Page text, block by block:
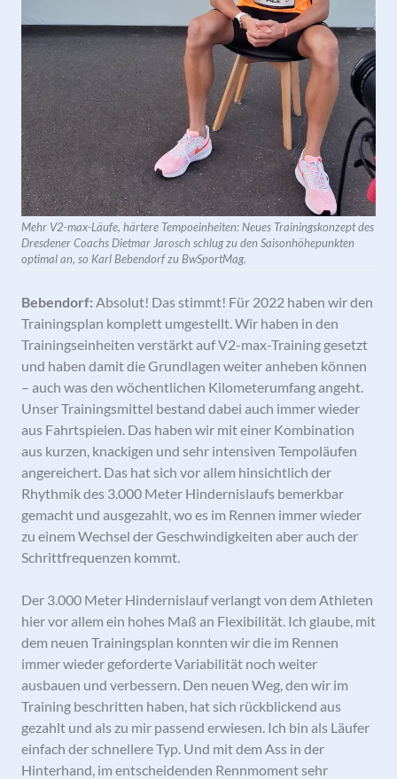
Mehr V2-max-Läufe, härtere Tempoeinheiten: Neues Trainingskonzept des
Dresdener Coachs Dietmar Jarosch schlug zu den Saisonhöhepunkten
optimal an, so Karl Bebendorf zu BwSportMag.
Bebendorf: Absolut! Das stimmt! Für 2022 haben wir den
Trainingsplan komplett umgestellt. Wir haben in den
Trainingseinheiten verstärkt auf V2-max-Training gesetzt
und haben damit die Grundlagen weiter anheben können
– auch was den wöchentlichen Kilometerumfang angeht.
Unser Trainingsmittel bestand dabei auch immer wieder
aus Fahrtspielen. Das haben wir mit einer Kombination
aus kurzen, knackigen und sehr intensiven Tempoläufen
angereichert. Das hat sich vor allem hinsichtlich der
Rhythmik des 3.000 Meter Hindernislaufs bemerkbar
gemacht und ausgezahlt, wo es im Rennen immer wieder
zu einem Wechsel der Geschwindigkeiten aber auch der
Schrittfrequenzen kommt.
Der 3.000 Meter Hindernislauf verlangt von dem Athleten
hier vor allem ein hohes Maß an Flexibilität. Ich glaube, mit
dem neuen Trainingsplan konnten wir die im Rennen
immer wieder geforderte Variabilität noch weiter
ausbauen und verbessern. Den neuen Weg, den wir im
Training beschritten haben, hat sich rückblickend aus
gezahlt und als zu mir passend erwiesen. Ich bin als Läufer
einfach der schnellere Typ. Und mit dem Ass in der
Hinterhand, im entscheidenden Rennmoment sehr